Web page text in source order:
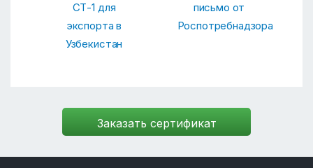
СТ-1 для
экспорта в
Узбекистан
письмо от
Роспотребнадзора